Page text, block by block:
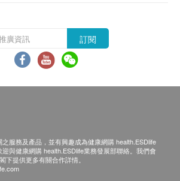
購之貨品時，有責任檢查貨品是否
一經確認簽收，恕不接受退換。
包裝完整，如退換之產品有任何殘缺
供應商有權不受理。
訂閱
服務及產品，並有興趣成為健康網購 health.ESDlife
與健康網購 health.ESDlife業務發展部聯絡。我們會
下提供更多有關合作詳情。